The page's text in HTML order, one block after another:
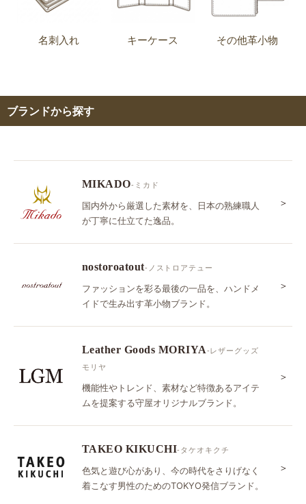
名刺入れ キーケース その他革小物
ブランドから探す
MIKADO-ミカド
国内外から厳選した素材を、日本の熟練職人
が丁寧に仕立てた逸品。
＞
nostoroatout-ノストロアテュー
ファッションを彩る最後の一品を、ハンドメ
イドで生み出す革小物ブランド。
＞
Leather Goods MORIYA-レザーグッズ
モリヤ
機能性やトレンド、素材など特徴あるアイテ
ムを提案する守屋オリジナルブランド。
＞
TAKEO KIKUCHI-タケオキクチ
色気と遊び心があり、今の時代をさりげなく
着こなす男性のためのTOKYO発信ブランド。
＞